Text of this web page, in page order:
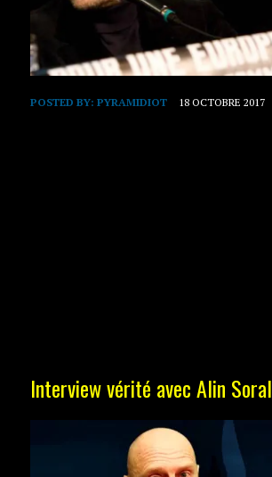
POSTED BY: PYRAMIDIOT 18 OCTOBRE 2017
Interview vérité avec Alin Soral